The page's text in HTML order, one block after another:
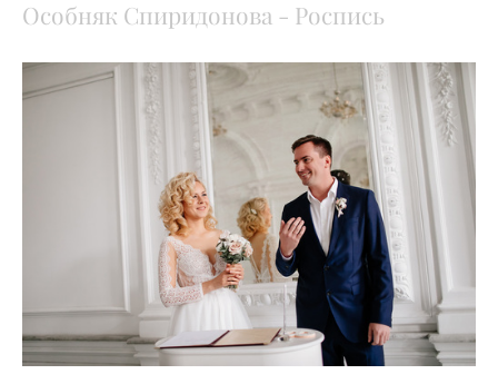
Особняк Спиридонова - Роспись